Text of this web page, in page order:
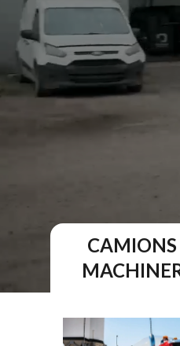
CAMIONS